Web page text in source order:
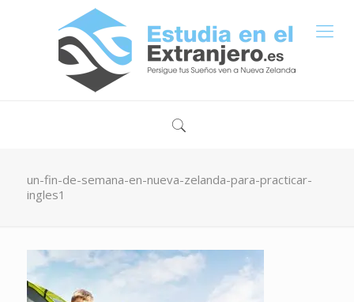
un-fin-de-semana-en-nueva-zelanda-para-practicar-
ingles1